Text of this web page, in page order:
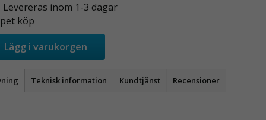
inom 1-3 dagar
köp
Lägg i varukorgen
Teknisk information Kundtjänst Recensioner